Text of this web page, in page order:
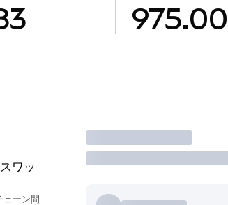
975.00
ワッ
ェーン間
取引